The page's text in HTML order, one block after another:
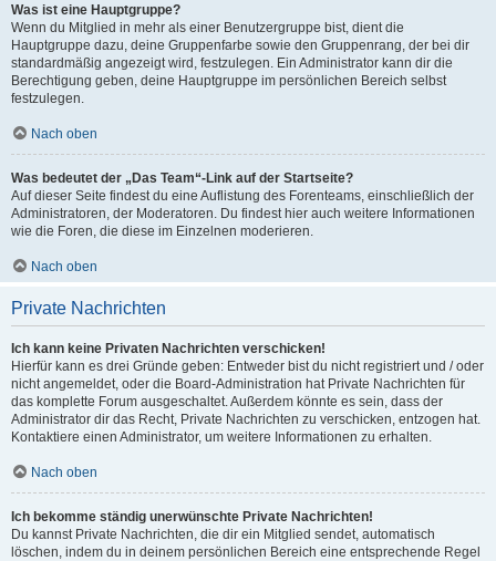
Was ist eine Hauptgruppe?
Wenn du Mitglied in mehr als einer Benutzergruppe bist, dient die
Hauptgruppe dazu, deine Gruppenfarbe sowie den Gruppenrang, der bei dir
standardmäßig angezeigt wird, festzulegen. Ein Administrator kann dir die
Berechtigung geben, deine Hauptgruppe im persönlichen Bereich selbst
festzulegen.
Nach oben
Was bedeutet der „Das Team“-Link auf der Startseite?
Auf dieser Seite findest du eine Auflistung des Forenteams, einschließlich der
Administratoren, der Moderatoren. Du findest hier auch weitere Informationen
wie die Foren, die diese im Einzelnen moderieren.
Nach oben
Private Nachrichten
Ich kann keine Privaten Nachrichten verschicken!
Hierfür kann es drei Gründe geben: Entweder bist du nicht registriert und / oder
nicht angemeldet, oder die Board-Administration hat Private Nachrichten für
das komplette Forum ausgeschaltet. Außerdem könnte es sein, dass der
Administrator dir das Recht, Private Nachrichten zu verschicken, entzogen hat.
Kontaktiere einen Administrator, um weitere Informationen zu erhalten.
Nach oben
Ich bekomme ständig unerwünschte Private Nachrichten!
Du kannst Private Nachrichten, die dir ein Mitglied sendet, automatisch
löschen, indem du in deinem persönlichen Bereich eine entsprechende Regel